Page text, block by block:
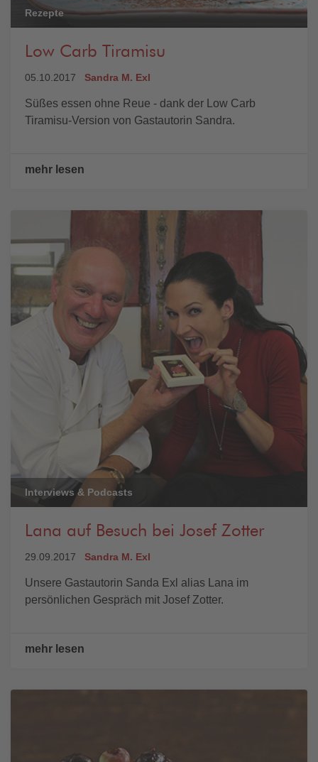
Rezepte
Low Carb Tiramisu
05.10.2017 Sandra M. Exl
Süßes essen ohne Reue - dank der Low Carb
Tiramisu-Version von Gastautorin Sandra.
mehr lesen
Interviews & Podcasts
Lana auf Besuch bei Josef Zotter
29.09.2017 Sandra M. Exl
Unsere Gastautorin Sanda Exl alias Lana im
persönlichen Gespräch mit Josef Zotter.
mehr lesen